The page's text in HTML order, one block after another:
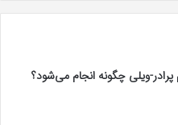
ویلی چگونه انجام می‌شود؟